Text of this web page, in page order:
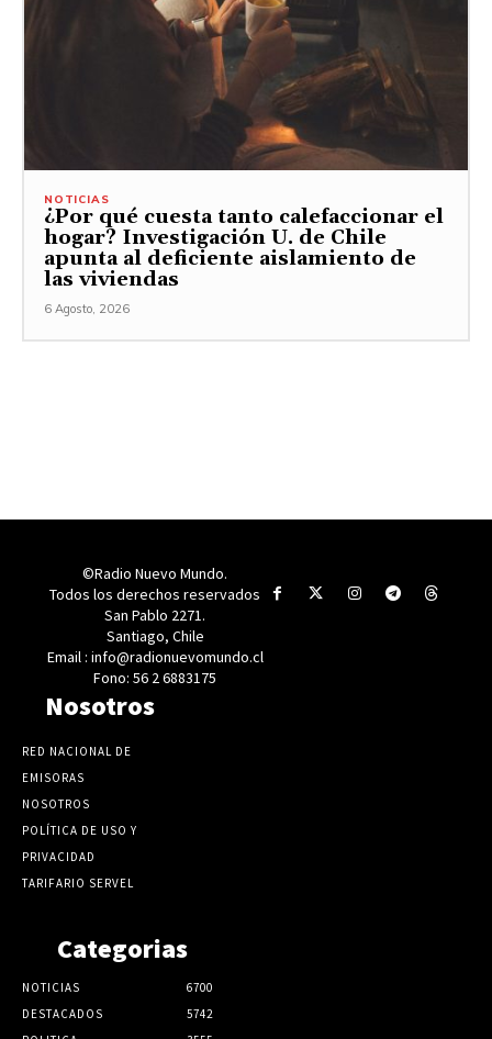
NOTICIAS
¿Por qué cuesta tanto calefaccionar el
hogar? Investigación U. de Chile
apunta al deficiente aislamiento de
las viviendas
6 Agosto, 2026
©Radio Nuevo Mundo.
Todos los derechos reservados
San Pablo 2271.
Santiago, Chile
Email : info@radionuevomundo.cl
Fono: 56 2 6883175
Nosotros
RED NACIONAL DE
EMISORAS
NOSOTROS
POLÍTICA DE USO Y
PRIVACIDAD
TARIFARIO SERVEL
Categorias
NOTICIAS
6700
DESTACADOS
5742